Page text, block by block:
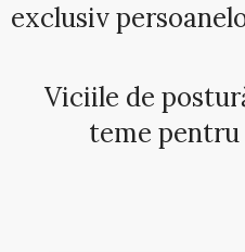
exclusiv
Viciile de
teme